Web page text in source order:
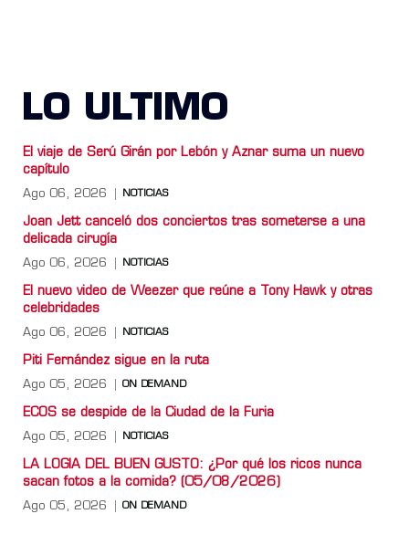
LO ULTIMO
El viaje de Serú Girán por Lebón y Aznar suma un nuevo
capítulo
Ago 06, 2026 NOTICIAS
Joan Jett canceló dos conciertos tras someterse a una
delicada cirugía
Ago 06, 2026 NOTICIAS
El nuevo video de Weezer que reúne a Tony Hawk y otras
celebridades
Ago 06, 2026 NOTICIAS
Piti Fernández sigue en la ruta
Ago 05, 2026 ON DEMAND
ECOS se despide de la Ciudad de la Furia
Ago 05, 2026 NOTICIAS
LA LOGIA DEL BUEN GUSTO: ¿Por qué los ricos nunca
sacan fotos a la comida? (05/08/2026)
Ago 05, 2026 ON DEMAND